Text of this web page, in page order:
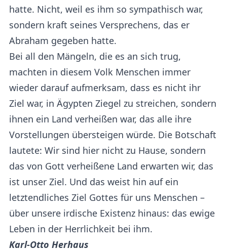
hatte. Nicht, weil es ihm so sympathisch war,
sondern kraft seines Versprechens, das er
Abraham gegeben hatte.
Bei all den Mängeln, die es an sich trug,
machten in diesem Volk Menschen immer
wieder darauf aufmerksam, dass es nicht ihr
Ziel war, in Ägypten Ziegel zu streichen, sondern
ihnen ein Land verheißen war, das alle ihre
Vorstellungen übersteigen würde. Die Botschaft
lautete: Wir sind hier nicht zu Hause, sondern
das von Gott verheißene Land erwarten wir, das
ist unser Ziel. Und das weist hin auf ein
letztendliches Ziel Gottes für uns Menschen –
über unsere irdische Existenz hinaus: das ewige
Leben in der Herrlichkeit bei ihm.
Karl-Otto Herhaus